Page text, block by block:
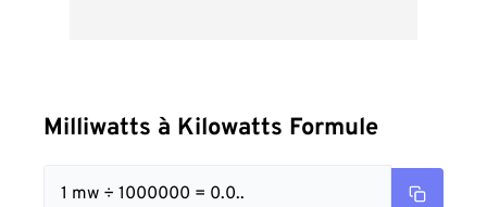
Milliwatts à Kilowatts Formule
1 mw ÷ 1000000 = 0.0..